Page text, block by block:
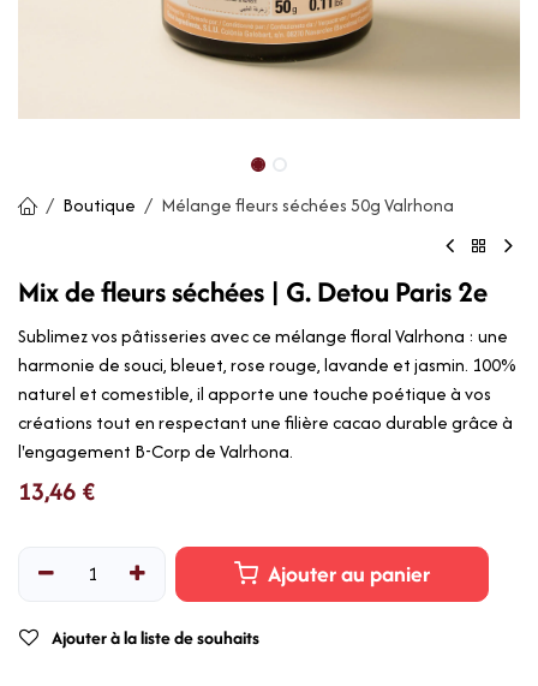
Boutique Mélange fleurs séchées 50g Valrhona
Mix de fleurs séchées | G. Detou Paris 2e
Sublimez vos pâtisseries avec ce mélange floral Valrhona : une
harmonie de souci, bleuet, rose rouge, lavande et jasmin. 100%
naturel et comestible, il apporte une touche poétique à vos
créations tout en respectant une filière cacao durable grâce à
l'engagement B-Corp de Valrhona.
13,46 €
Ajouter au panier
Ajouter à la liste de souhaits